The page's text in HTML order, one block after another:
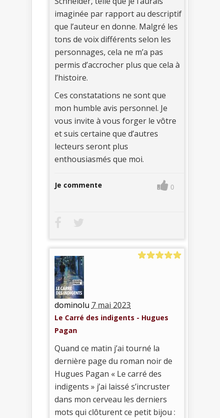
imaginée par rapport au descriptif
que l’auteur en donne. Malgré les
tons de voix différents selon les
personnages, cela ne m’a pas
permis d’accrocher plus que cela à
l’histoire.
Ces constatations ne sont que
mon humble avis personnel. Je
vous invite à vous forger le vôtre
et suis certaine que d’autres
lecteurs seront plus
enthousiasmés que moi.
Je commente 0
dominolu 7 mai 2023
Le Carré des indigents - Hugues
Pagan
Quand ce matin j’ai tourné la
dernière page du roman noir de
Hugues Pagan « Le carré des
indigents » j’ai laissé s’incruster
dans mon cerveau les derniers
mots qui clôturent ce petit bijou :